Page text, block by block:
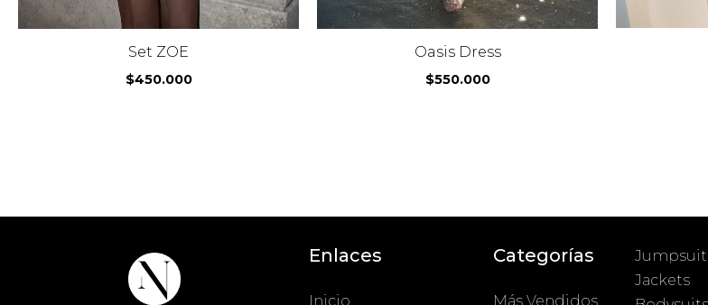
Set ZOE
$450.000
Oasis Dress
$550.000
Enlaces
Inicio
Categorías
Más Vendidos
Jackets